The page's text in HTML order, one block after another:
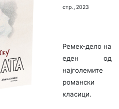
стр., 2023
Ремек-дело на
еден од
најголемите
романски
класици.